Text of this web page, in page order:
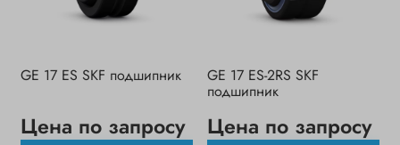
GE 17 ES SKF подшипник
Цена по запросу
GE 17 ES-2RS SKF
подшипник
Цена по запросу